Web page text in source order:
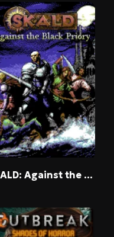
Against the Black Priory